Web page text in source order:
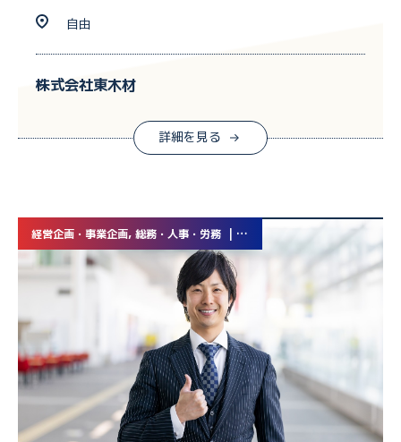
自由
株式会社東木材
詳細を見る
経営企画・事業企画, 総務・人事・労務 | 業務委託